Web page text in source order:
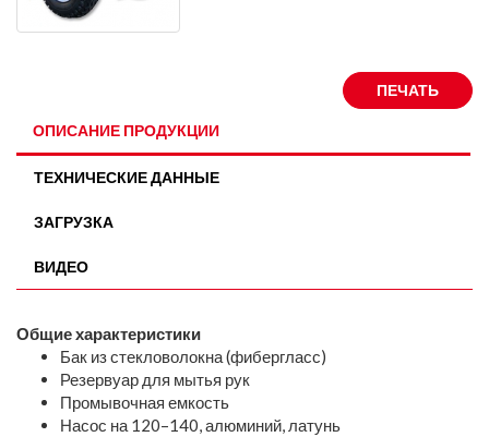
ПЕЧАТЬ
ОПИСАНИЕ ПРОДУКЦИИ
ТЕХНИЧЕСКИЕ ДАННЫЕ
ЗАГРУЗКА
ВИДЕО
Общие характеристики
Бак из стекловолокна (фибергласс)
Резервуар для мытья рук
Промывочная емкость
Насос на 120–140, алюминий, латунь